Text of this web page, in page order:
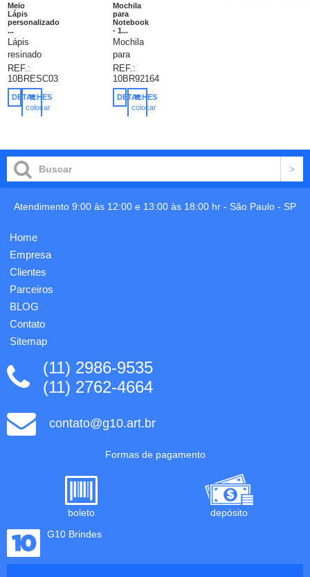
Meio
Lápis
personalizado
...
Lápis
resinado,
Redondo,
grafite
HB,
resistente
e com
excelente
apagabilidade,
com 8,5
comprimento,
em 1
cor já
inc...
REF.:
10BRESC03
DETALHES
colocar
Mochila
para
Notebook
- 1...
Mochila
para
notebook.
600D de
alta
densidade.
Compartimento
almofadadas
notebook
15.6'' e
REF.:
10BR92164
DETALHES
colocar
Atendimento 9:00 às 12:00 e 13:00 às 18:00 hr - São Paulo - SP
Home
Empresa
Clientes
Parceiros
BLOG
Contato
Sitemap
(11) 2986-9535
(11) 2762-4664
contato@g10.art.br
Formas de pagamento
boleto
depósito
G10 Brindes